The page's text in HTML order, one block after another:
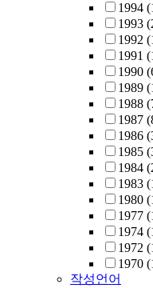
1994
1993
1992
1991
1990
1989
1988
1987
1986
1985
1984
1983
1980
1977
1974
1972
1970
작성언어